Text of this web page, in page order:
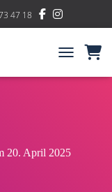
47 18
20. April 2025